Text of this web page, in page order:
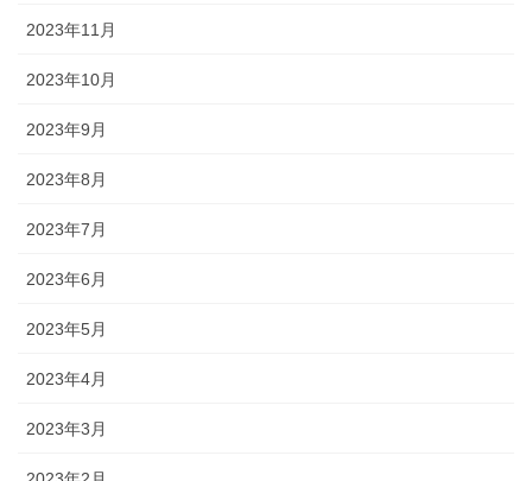
2023年11月
2023年10月
2023年9月
2023年8月
2023年7月
2023年6月
2023年5月
2023年4月
2023年3月